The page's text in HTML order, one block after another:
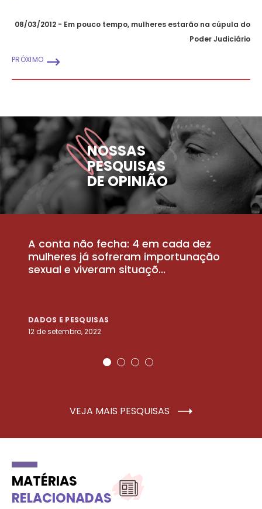
08/03/2012 - Em pouco tempo, mulheres estarão na cúpula do
Poder Judiciário
PRÓXIMO
NOSSAS
PESQUISAS
DE OPINIÃO
A conta não fecha: 4 em cada dez
mulheres já sofreram importunação
sexual e viveram situaçõ...
DADOS E PESQUISAS
12 de setembro, 2022
VEJA MAIS PESQUISAS
MATÉRIAS
RELACIONADAS